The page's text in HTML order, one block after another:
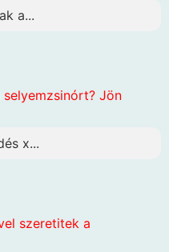
a...
Jön
x...
szeretitek a